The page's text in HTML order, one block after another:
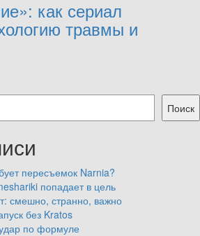
как сериал
травмы и
Поиск
пересъемок Narnia?
попадает в цель
смешно, странно, важно
без Kratos
по формуле